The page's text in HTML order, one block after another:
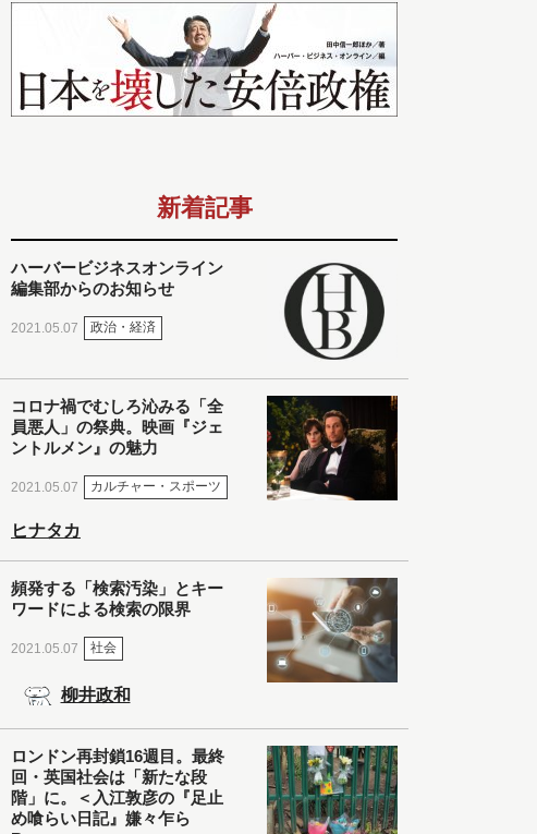
新着記事
ハーバービジネスオンライン
編集部からのお知らせ
2021.05.07 政治・経済
コロナ禍でむしろ沁みる「全
員悪人」の祭典。映画『ジェ
ントルメン』の魅力
2021.05.07 カルチャー・スポーツ
ヒナタカ
頻発する「検索汚染」とキー
ワードによる検索の限界
2021.05.07 社会
柳井政和
ロンドン再封鎖16週目。最終
回・英国社会は「新たな段
階」に。＜入江敦彦の『足止
め喰らい日記』嫌々乍ら